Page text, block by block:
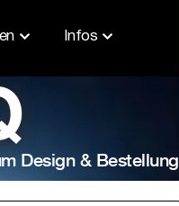
Infos
Design & Bestellung